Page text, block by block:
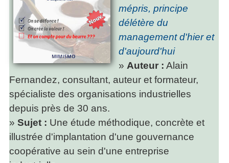
mépris, principe
délétère du
management d'hier et
d'aujourd'hui
» Auteur : Alain
Fernandez, consultant, auteur et formateur,
spécialiste des organisations industrielles
depuis près de 30 ans.
» Sujet : Une étude méthodique, concrète et
illustrée d'implantation d'une gouvernance
coopérative au sein d'une entreprise